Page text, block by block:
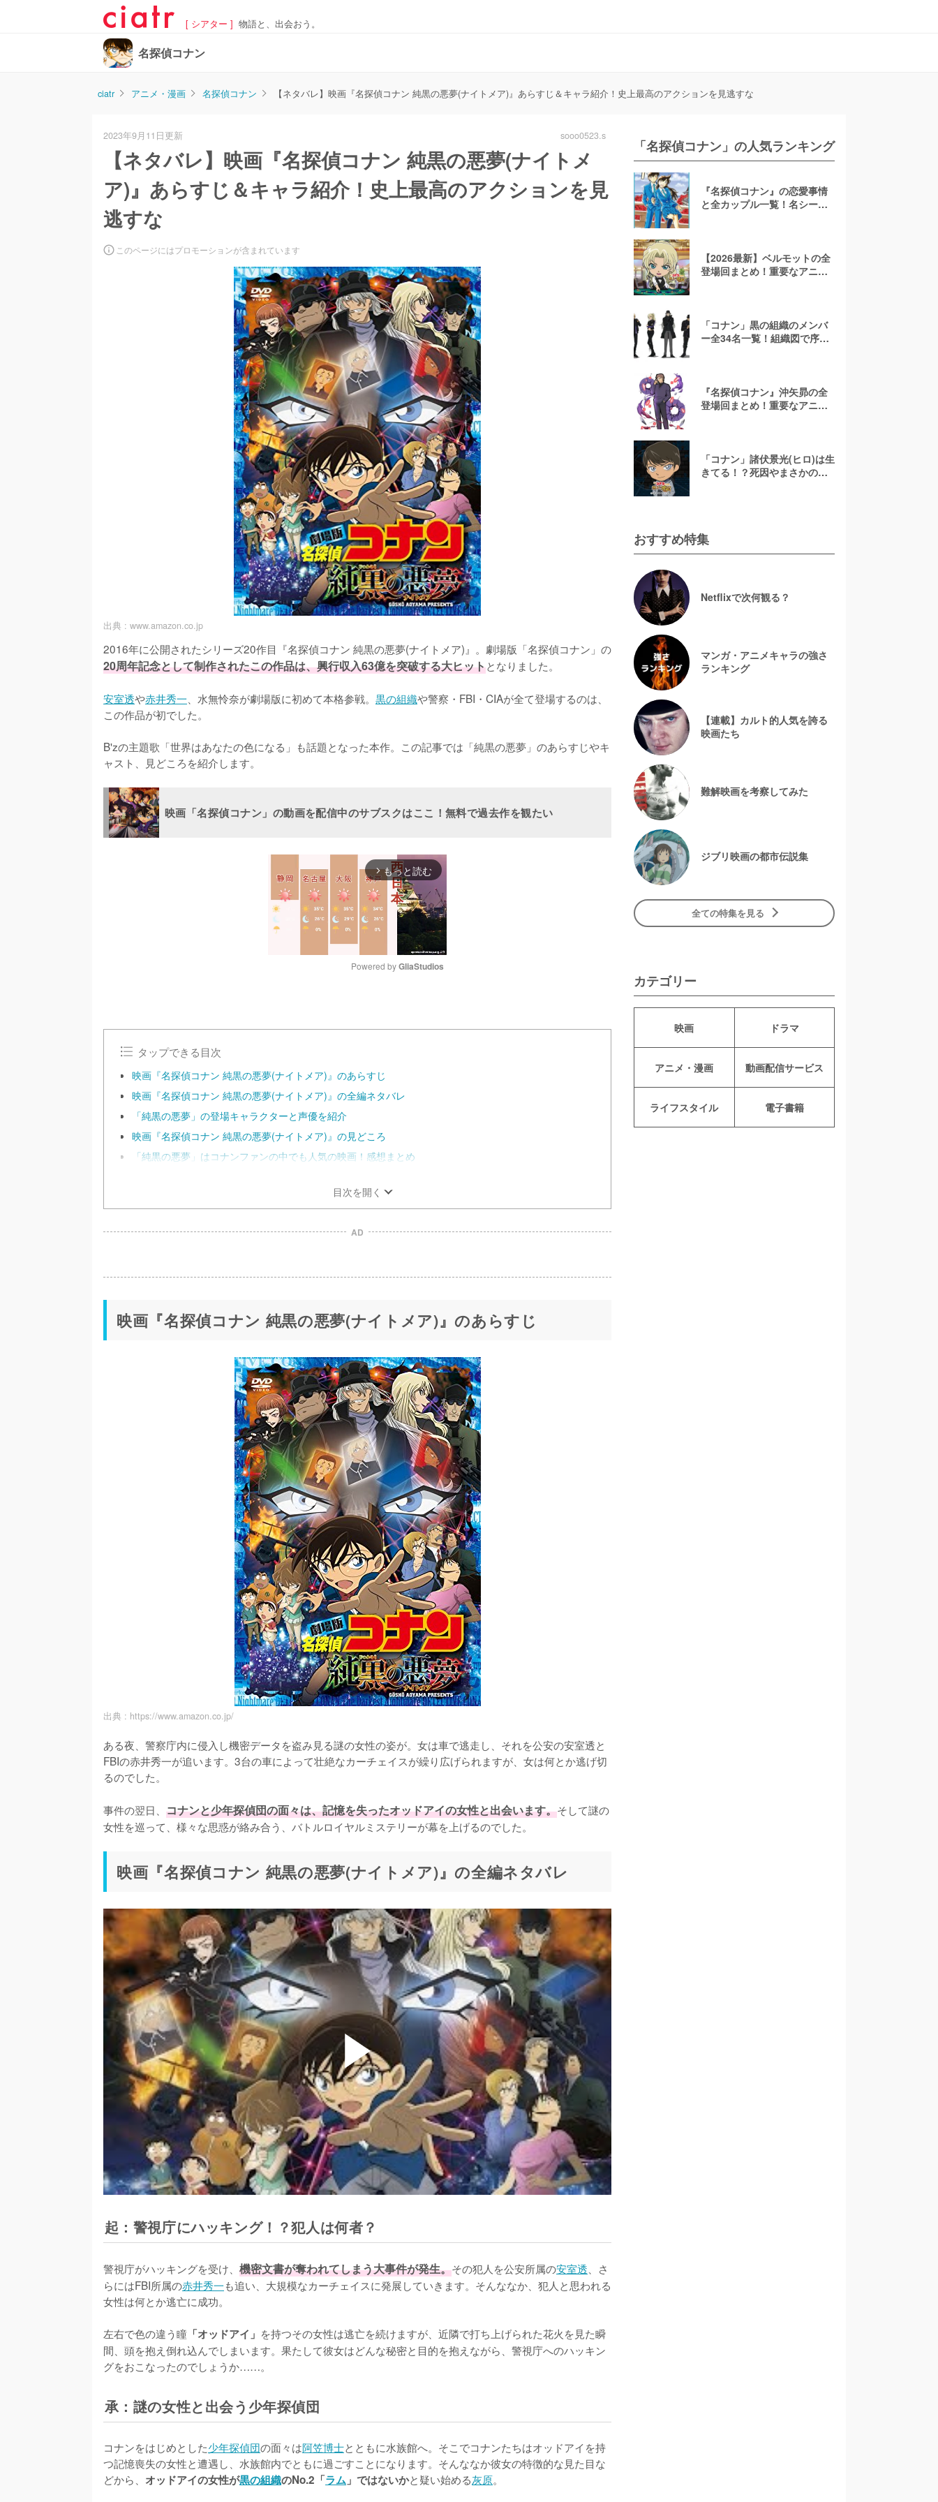
[ シアター ] 物語と、出会おう。
名探偵コナン
ciatr アニメ・漫画 名探偵コナン 【ネタバレ】映画『名探偵コナン 純黒の悪夢(ナイトメア)』あらすじ＆キャラ紹介！史上最高のアクションを見逃すな
2023年9月11日更新 sooo0523.s
【ネタバレ】映画『名探偵コナン 純黒の悪夢(ナイトメ
ア)』あらすじ＆キャラ紹介！史上最高のアクションを見
逃すな
このページにはプロモーションが含まれています
出典 : www.amazon.co.jp
2016年に公開されたシリーズ20作目『名探偵コナン 純黒の悪夢(ナイトメア)』。劇場版「名探偵コナン」の
20周年記念として制作されたこの作品は、興行収入63億を突破する大ヒットとなりました。
安室透や赤井秀一 、水無怜奈が劇場版に初めて本格参戦。 黒の組織や警察・FBI・CIAが全て登場するのは、
この作品が初でした。
B'zの主題歌「世界はあなたの色になる」も話題となった本作。この記事では「純黒の悪夢」のあらすじやキ
ャスト、見どころを紹介します。
映画「名探偵コナン」の動画を配信中のサブスクはここ！無料で過去作を観たい
arrow_forward_ios もっと読む
u
Powered by GliaStudios
タップできる目次
映画『名探偵コナン 純黒の悪夢(ナイトメア)』のあらすじ
映画『名探偵コナン 純黒の悪夢(ナイトメア)』の全編ネタバレ
「純黒の悪夢」の登場キャラクターと声優を紹介
映画『名探偵コナン 純黒の悪夢(ナイトメア)』の見どころ
「純黒の悪夢」はコナンファンの中でも人気の映画！感想まとめ
目次を開く
AD
映画『名探偵コナン 純黒の悪夢(ナイトメア)』のあらすじ
出典 : https://www.amazon.co.jp/
ある夜、警察庁内に侵入し機密データを盗み見る謎の女性の姿が。女は車で逃走し、それを公安の安室透と
FBIの赤井秀一が追います。3台の車によって壮絶なカーチェイスが繰り広げられますが、女は何とか逃げ切
るのでした。
事件の翌日、 コナンと少年探偵団の面々は、記憶を失ったオッドアイの女性と出会います。そして謎の
女性を巡って、様々な思惑が絡み合う、バトルロイヤルミステリーが幕を上げるのでした。
映画『名探偵コナン 純黒の悪夢(ナイトメア)』の全編ネタバレ
起：警視庁にハッキング！？犯人は何者？
警視庁がハッキングを受け、 機密文書が奪われてしまう大事件が発生。その犯人を公安所属の安室透 、さ
らにはFBI所属の赤井秀一も追い、大規模なカーチェイスに発展していきます。そんななか、犯人と思われる
女性は何とか逃亡に成功。
左右で色の違う瞳 「オッドアイ」 を持つその女性は逃亡を続けますが、近隣で打ち上げられた花火を見た瞬
間、頭を抱え倒れ込んでしまいます。果たして彼女はどんな秘密と目的を抱えながら、警視庁へのハッキン
グをおこなったのでしょうか……。
承：謎の女性と出会う少年探偵団
コナンをはじめとした少年探偵団の面々は阿笠博士とともに水族館へ。そこでコナンたちはオッドアイを持
つ記憶喪失の女性と遭遇し、水族館内でともに過ごすことになります。そんななか彼女の特徴的な見た目な
どから、 オッドアイの女性が黒の組織のNo.2「ラム 」ではないかと疑い始める灰原。
「名探偵コナン」の人気ランキング
『名探偵コナン』の恋愛事情
と全カップル一覧！名シーン
【2026最新】ベルモットの全
登場回まとめ！重要なアニメ
「コナン」黒の組織のメンバ
ー全34名一覧！組織図で序列
『名探偵コナン』沖矢昴の全
登場回まとめ！重要なアニメ
「コナン」諸伏景光(ヒロ)は生
きてる！？死因やまさかの再
おすすめ特集
Netflixで次何観る？
マンガ・アニメキャラの強さ
ランキング
【連載】カルト的人気を誇る
映画たち
難解映画を考察してみた
ジブリ映画の都市伝説集
全ての特集を見る
カテゴリー
映画 ドラマ
アニメ・漫画 動画配信サービス
ライフスタイル 電子書籍